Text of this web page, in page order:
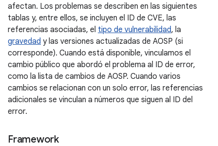
afectan. Los problemas se describen en las siguientes
tablas y, entre ellos, se incluyen el ID de CVE, las
referencias asociadas, el tipo de vulnerabilidad, la
gravedad y las versiones actualizadas de AOSP (si
corresponde). Cuando está disponible, vinculamos el
cambio público que abordó el problema al ID de error,
como la lista de cambios de AOSP. Cuando varios
cambios se relacionan con un solo error, las referencias
adicionales se vinculan a números que siguen al ID del
error.
Framework